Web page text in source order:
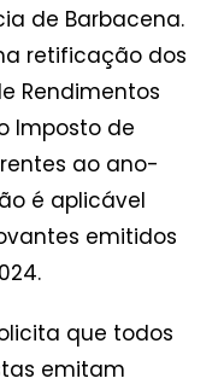
de Barbacena.
retificação dos
Rendimentos
Imposto de
ao ano-
é aplicável
emitidos
que todos
emitam